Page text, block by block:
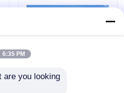
6:35 PM
are you looking